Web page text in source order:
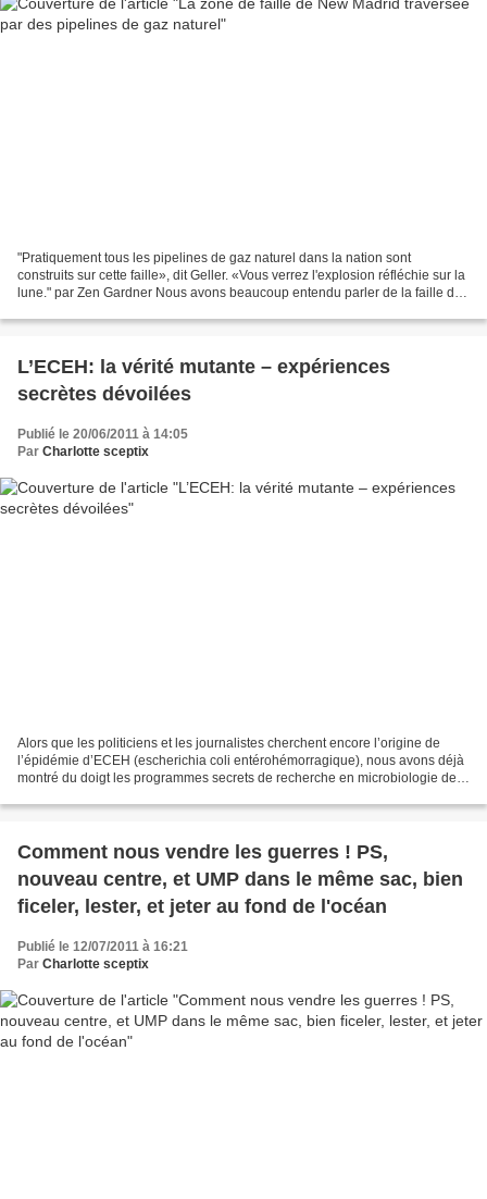
"Pratiquement tous les pipelines de gaz naturel dans la nation sont
construits sur cette faille», dit Geller. «Vous verrez l'explosion réfléchie sur la
lune." par Zen Gardner Nous avons beaucoup entendu parler de la faille de
L’ECEH: la vérité mutante – expériences
secrètes dévoilées
Publié le 20/06/2011 à 14:05
Par Charlotte sceptix
Alors que les politiciens et les journalistes cherchent encore l’origine de
l’épidémie d’ECEH (escherichia coli entérohémorragique), nous avons déjà
montré du doigt les programmes secrets de recherche en microbiologie de
Comment nous vendre les guerres ! PS,
nouveau centre, et UMP dans le même sac, bien
ficeler, lester, et jeter au fond de l'océan
Publié le 12/07/2011 à 16:21
Par Charlotte sceptix